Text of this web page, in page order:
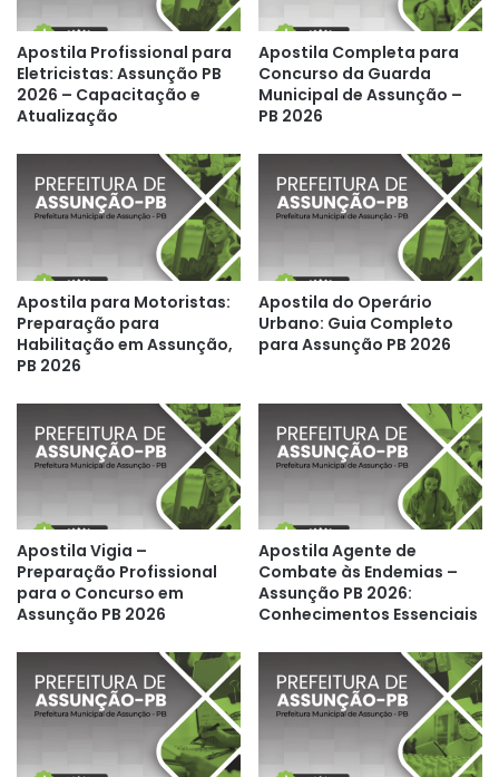
Apostila Profissional para
Eletricistas: Assunção PB
2026 – Capacitação e
Atualização
Apostila Completa para
Concurso da Guarda
Municipal de Assunção –
PB 2026
Apostila para Motoristas:
Preparação para
Habilitação em Assunção,
PB 2026
Apostila do Operário
Urbano: Guia Completo
para Assunção PB 2026
Apostila Vigia –
Preparação Profissional
para o Concurso em
Assunção PB 2026
Apostila Agente de
Combate às Endemias –
Assunção PB 2026:
Conhecimentos Essenciais